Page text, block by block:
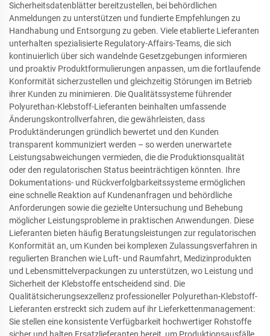
Sicherheitsdatenblätter bereitzustellen, bei behördlichen
Anmeldungen zu unterstützen und fundierte Empfehlungen zu
Handhabung und Entsorgung zu geben. Viele etablierte Lieferanten
unterhalten spezialisierte Regulatory-Affairs-Teams, die sich
kontinuierlich über sich wandelnde Gesetzgebungen informieren
und proaktiv Produktformulierungen anpassen, um die fortlaufende
Konformität sicherzustellen und gleichzeitig Störungen im Betrieb
ihrer Kunden zu minimieren. Die Qualitätssysteme führender
Polyurethan-Klebstoff-Lieferanten beinhalten umfassende
Änderungskontrollverfahren, die gewährleisten, dass
Produktänderungen gründlich bewertet und den Kunden
transparent kommuniziert werden – so werden unerwartete
Leistungsabweichungen vermieden, die die Produktionsqualität
oder den regulatorischen Status beeinträchtigen könnten. Ihre
Dokumentations- und Rückverfolgbarkeitssysteme ermöglichen
eine schnelle Reaktion auf Kundenanfragen und behördliche
Anforderungen sowie die gezielte Untersuchung und Behebung
möglicher Leistungsprobleme in praktischen Anwendungen. Diese
Lieferanten bieten häufig Beratungsleistungen zur regulatorischen
Konformität an, um Kunden bei komplexen Zulassungsverfahren in
regulierten Branchen wie Luft- und Raumfahrt, Medizinprodukten
und Lebensmittelverpackungen zu unterstützen, wo Leistung und
Sicherheit der Klebstoffe entscheidend sind. Die
Qualitätsicherungsexzellenz professioneller Polyurethan-Klebstoff-
Lieferanten erstreckt sich zudem auf ihr Lieferkettenmanagement:
Sie stellen eine konsistente Verfügbarkeit hochwertiger Rohstoffe